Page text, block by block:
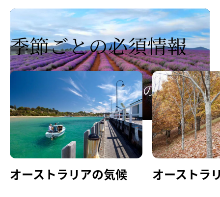
オーストラリアの四季折々
の自然体験
Play
Video
オーストラリアの四季折々の自然体験
季節ごとの​必須情報
オーストラリアの​気候 オーストラ